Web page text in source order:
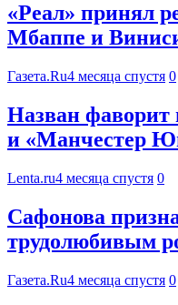
«Реал» принял
Мбаппе и
Газета.Ru4 месяца спустя 0
Назван фаворит
и «Манчестер
Lenta.ru4 месяца спустя 0
Сафонова
трудолюбивым
Газета.Ru4 месяца спустя 0